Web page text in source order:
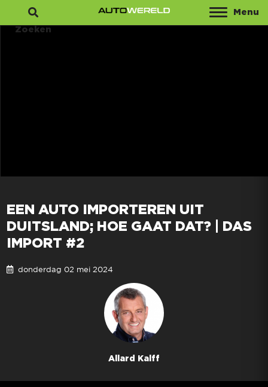
Menu
Zoeken
EEN AUTO IMPORTEREN UIT
DUITSLAND; HOE GAAT DAT? | DAS
IMPORT #2
donderdag 02 mei 2024
Allard Kalff